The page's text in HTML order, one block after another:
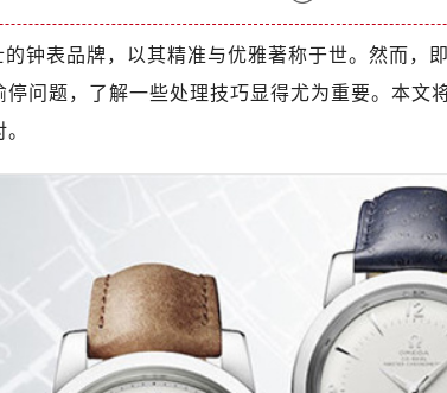
东市南街777号金华万达广场写字楼4号楼22层
胜利东路379号世茂天际中心写字楼8层805室（需
新区红谷中大道998号绿地双子塔（中央广场）A1
经十路11111号华润中心写字楼（万象城）15层
天河路230号万菱汇国际中心写字楼A塔7层704室（
环市东路371-375号世界贸易中心大厦南塔写字楼
深南东路5001号华润大厦写字楼17层1701室（需提
江北文昌一路7号华贸大厦写字楼1座30层05室（需
湖滨东路95号华润大厦写字楼B座11层1104室（需
五四路128-1号恒力城写字楼15层03室（需提前预约
钟表品牌，以其精准与优雅著称于世。然而，
问题，了解一些处理技巧显得尤为重要。本文